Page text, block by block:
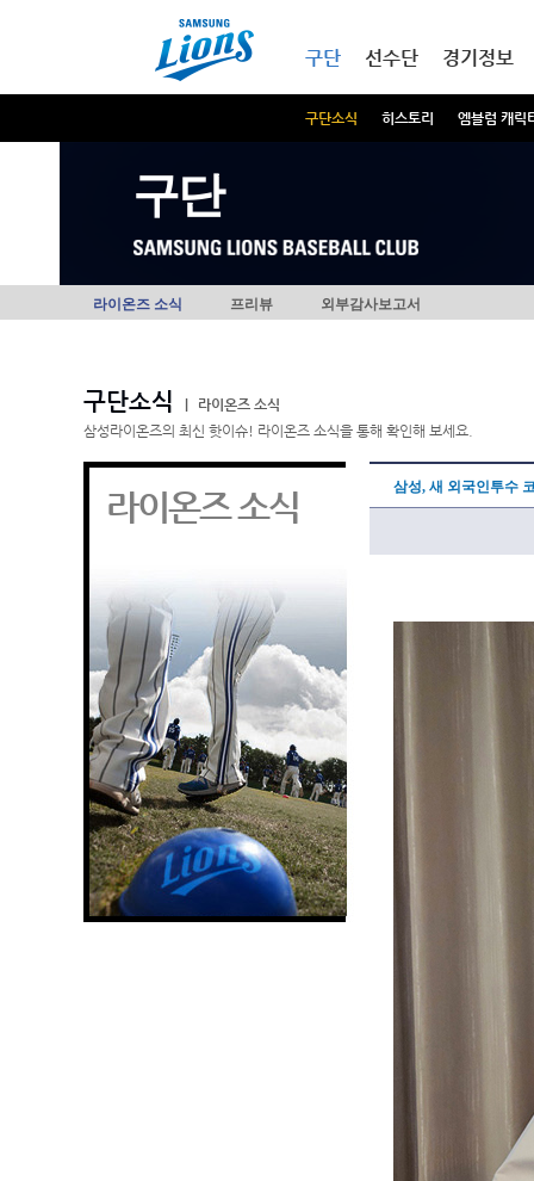
구단
구단소식 히스토리 엠블럼 캐릭
선수단 경기정보
구단
라이온즈 소식 프리뷰 외부감사보고서
구단소식
라이온즈 소식
삼성라이온즈의 최신 핫이슈! 라이온즈 소식을 통해 확인해 보세요.
라이온즈 소식 삼성, 새 외국인투수